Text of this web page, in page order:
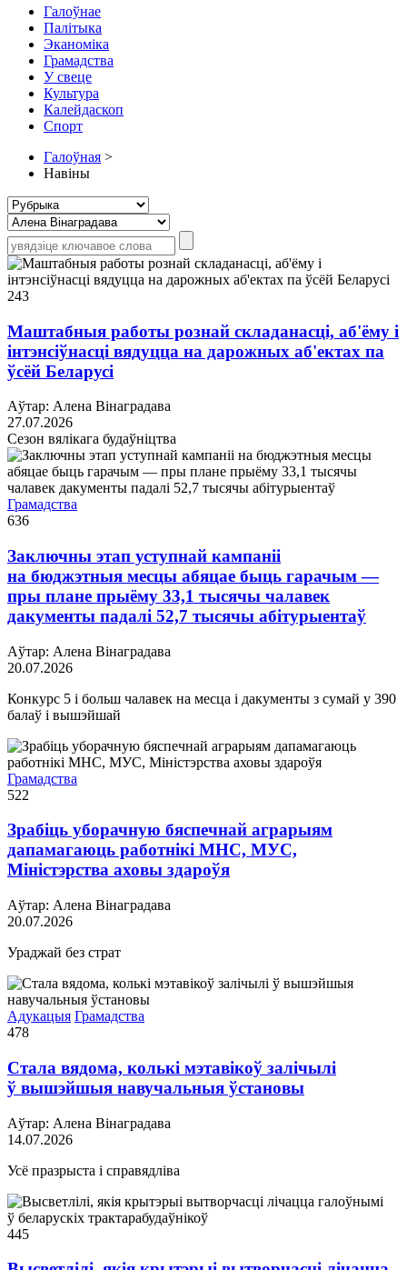
Галоўнае
Палітыка
Эканоміка
Грамадства
У свеце
Культура
Калейдаскоп
Спорт
Галоўная >
Навіны
243
Маштабныя работы рознай складанасці, аб'ёму і
інтэнсіўнасці вядуцца на дарожных аб'ектах па
ўсёй Беларусі
Аўтар: Алена Вінаградава
27.07.2026
Сезон вялікага будаўніцтва
Грамадства
636
Заключны этап уступнай кампаніі
на бюджэтныя месцы абяцае быць гарачым —
пры плане прыёму 33,1 тысячы чалавек
дакументы падалі 52,7 тысячы абітурыентаў
Аўтар: Алена Вінаградава
20.07.2026
Конкурс 5 і больш чалавек на месца і дакументы з сумай у 390
балаў і вышэйшай
Грамадства
522
Зрабіць уборачную бяспечнай аграрыям
дапамагаюць работнікі МНС, МУС,
Міністэрства аховы здароўя
Аўтар: Алена Вінаградава
20.07.2026
Ураджай без страт
Адукацыя Грамадства
478
Стала вядома, колькі мэтавікоў залічылі
ў вышэйшыя навучальныя ўстановы
Аўтар: Алена Вінаградава
14.07.2026
Усё празрыста і справядліва
445